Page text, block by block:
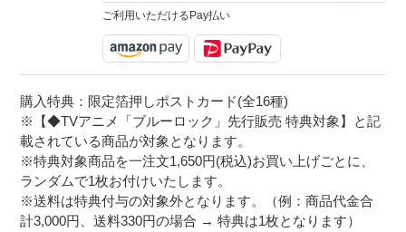
ご利用いただけるPay払い
購入特典：限定箔押しポストカード(全16種)
※【◆TVアニメ「ブルーロック」先行販売 特典対象】と記
載されている商品が対象となります。
※特典対象商品を一注文1,650円(税込)お買い上げごとに、
ランダムで1枚お付けいたします。
※送料は特典付与の対象外となります。（例：商品代金合
計3,000円、送料330円の場合 → 特典は1枚となります）